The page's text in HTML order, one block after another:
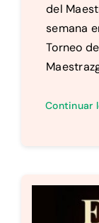
del
semana
Torneo
Continuar